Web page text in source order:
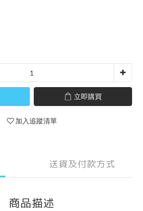
立即購買
加入追蹤清單
送貨及付款方式
商品描述